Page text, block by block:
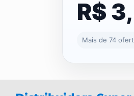
R$
Mais de 74